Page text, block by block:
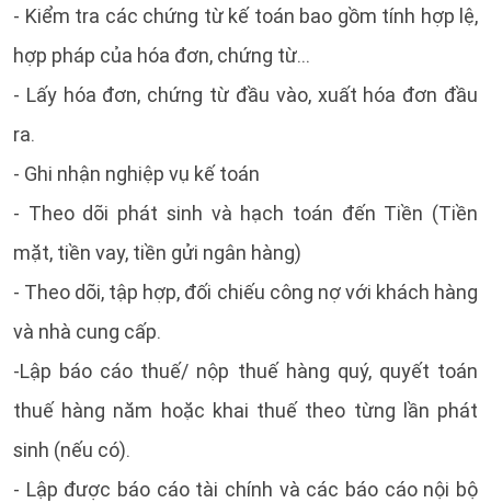
- Kiểm tra các chứng từ kế toán bao gồm tính hợp lệ,
hợp pháp của hóa đơn, chứng từ...
- Lấy hóa đơn, chứng từ đầu vào, xuất hóa đơn đầu
ra.
- Ghi nhận nghiệp vụ kế toán
- Theo dõi phát sinh và hạch toán đến Tiền (Tiền
mặt, tiền vay, tiền gửi ngân hàng)
- Theo dõi, tập hợp, đối chiếu công nợ với khách hàng
và nhà cung cấp.
-Lập báo cáo thuế/ nộp thuế hàng quý, quyết toán
thuế hàng năm hoặc khai thuế theo từng lần phát
sinh (nếu có).
- Lập được báo cáo tài chính và các báo cáo nội bộ